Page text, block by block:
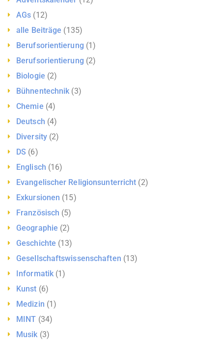
AGs (12)
alle Beiträge (135)
Berufsorientierung (1)
Berufsorientierung (2)
Biologie (2)
Bühnentechnik (3)
Chemie (4)
Deutsch (4)
Diversity(2)
DS (6)
Englisch (16)
Evangelischer Religionsunterricht (2)
Exkursionen (15)
Französisch (5)
Geographie (2)
Geschichte (13)
Gesellschaftswissenschaften (13)
Informatik (1)
Kunst (6)
Medizin (1)
MINT (34)
Musik (3)